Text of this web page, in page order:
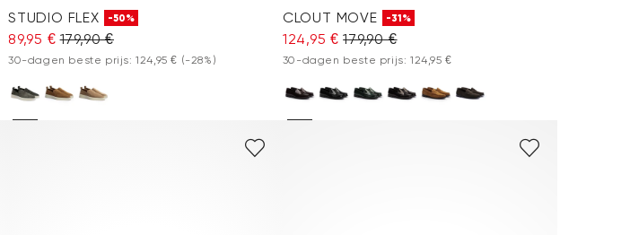
STUDIO FLEX -50%
89,95 € 179,90 €
30-dagen beste prijs: 124,95 € (-28%)
CLOUT MOVE -31%
124,95 € 179,90 €
30-dagen beste prijs: 124,95 €